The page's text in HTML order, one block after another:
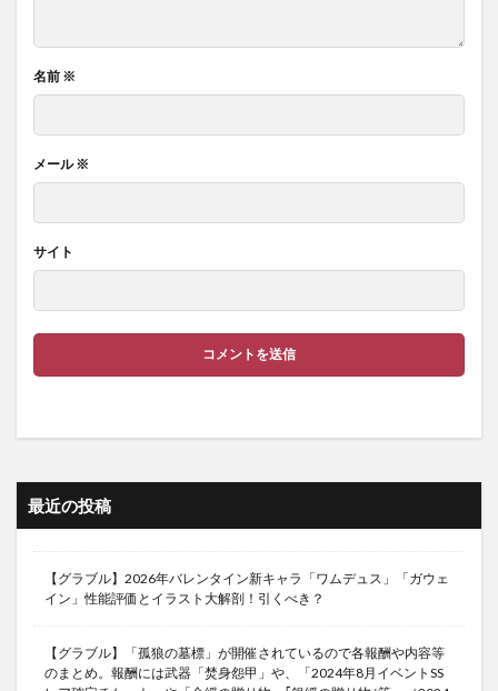
名前 ※
メール※
サイト
最近の投稿
【グラブル】2026年バレンタイン新キャラ「ワムデュス」「ガウェ
イン」性能評価とイラスト大解剖！引くべき？
【グラブル】「孤狼の墓標」が開催されているので各報酬や内容等
のまとめ。報酬には武器「焚身怨甲」や、「2024年8月イベントSS